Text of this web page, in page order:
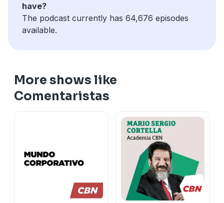
have?
The podcast currently has 64,676 episodes
available.
More shows like
Comentaristas